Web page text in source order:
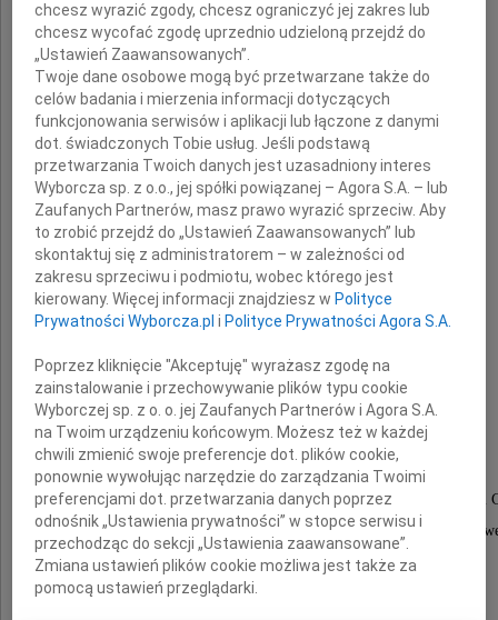
Z głębokim smutkiem zawiadamiamy,
że dnia 20 marca 2012 roku
zmarł nagle w wieku 84 lat
kochany Tatuś i Dziadek
prof. dr
Jerzy Antoni Janik
Wieloletni pracownik Wydziału Matematyki, Fizyki i
Uniwersytetu Jagiellońskiego i Instytutu Fizyki
im. H. Niewodniczańskiego w Krakowie.
Członek Polskiej Akademii Umiejętności
chcesz wyrazić zgody, chcesz ograniczyć jej zakres lub
chcesz wycofać zgodę uprzednio udzieloną przejdź do
„Ustawień Zaawansowanych”.
Twoje dane osobowe mogą być przetwarzane także do
celów badania i mierzenia informacji dotyczących
funkcjonowania serwisów i aplikacji lub łączone z danymi
dot. świadczonych Tobie usług. Jeśli podstawą
przetwarzania Twoich danych jest uzasadniony interes
Wyborcza sp. z o.o., jej spółki powiązanej – Agora S.A. – lub
Zaufanych Partnerów, masz prawo wyrazić sprzeciw. Aby
to zrobić przejdź do „Ustawień Zaawansowanych” lub
skontaktuj się z administratorem – w zależności od
zakresu sprzeciwu i podmiotu, wobec którego jest
kierowany. Więcej informacji znajdziesz w Polityce
Prywatności Wyborcza.pl i Polityce Prywatności Agora S.A.
Poprzez kliknięcie "Akceptuję" wyrażasz zgodę na
zainstalowanie i przechowywanie plików typu cookie
Wyborczej sp. z o. o. jej Zaufanych Partnerów i Agora S.A.
na Twoim urządzeniu końcowym. Możesz też w każdej
chwili zmienić swoje preferencje dot. plików cookie,
ponownie wywołując narzędzie do zarządzania Twoimi
preferencjami dot. przetwarzania danych poprzez
odnośnik „Ustawienia prywatności” w stopce serwisu i
przechodząc do sekcji „Ustawienia zaawansowane”.
Zmiana ustawień plików cookie możliwa jest także za
pomocą ustawień przeglądarki.